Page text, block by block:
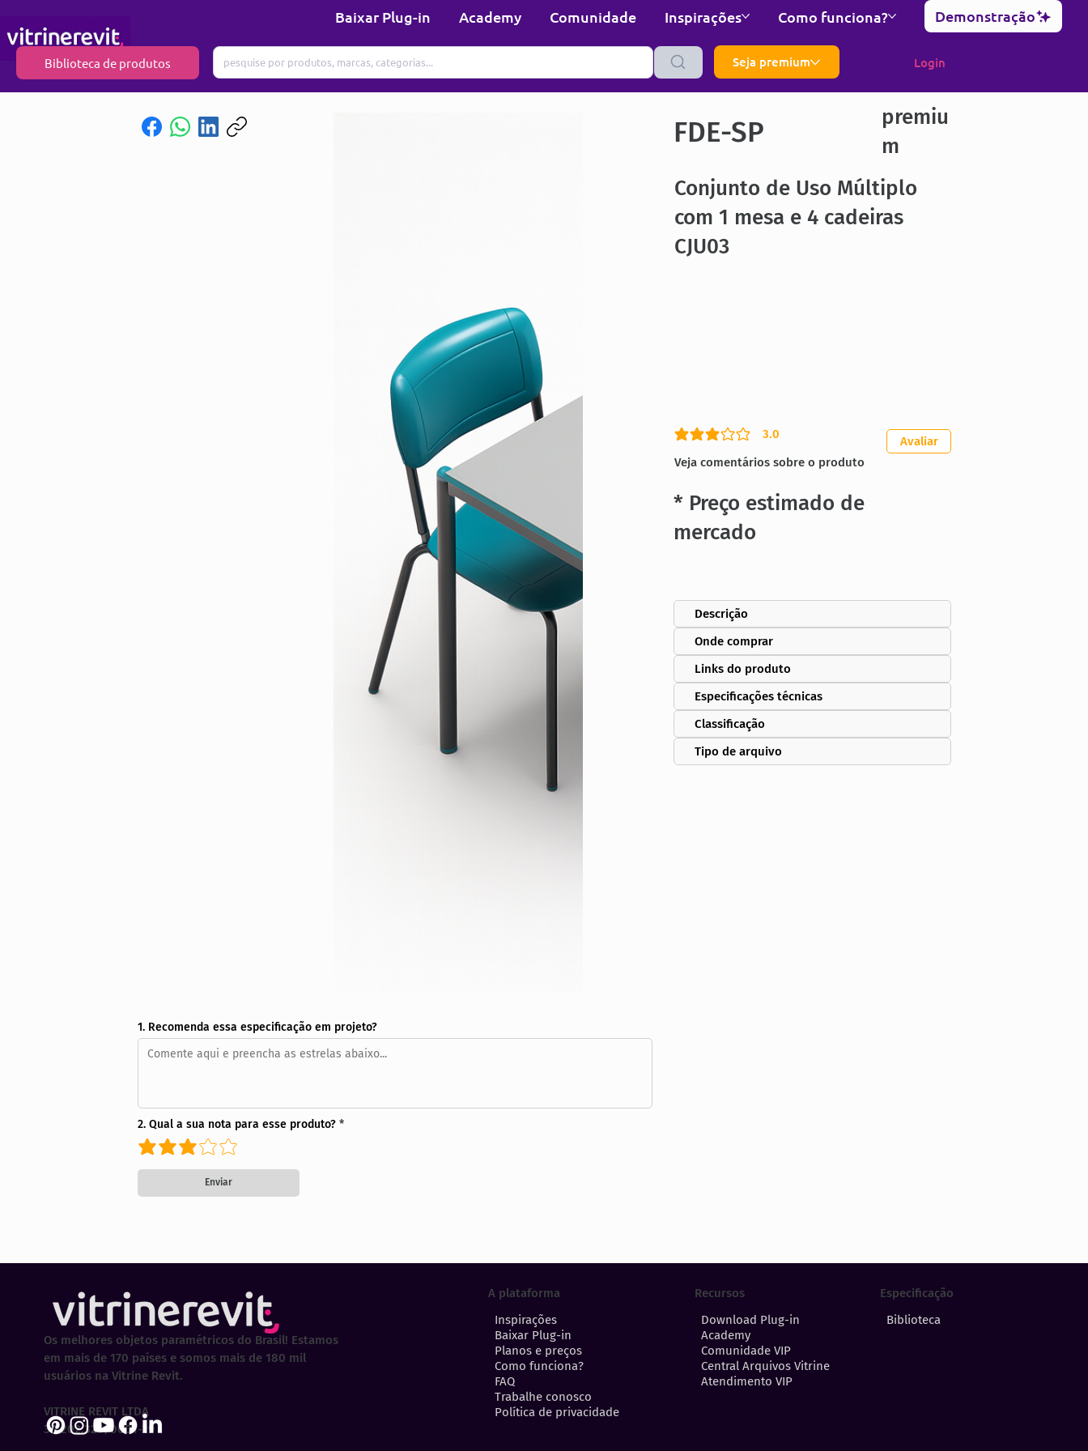
Baixar Plug-in Academy Comunidade Inspirações Como funciona? Demonstração
Biblioteca de produtos Seja premium Login
FDE-SP
premiu
m
Conjunto de Uso Múltiplo
com 1 mesa e 4 cadeiras
CJU03
3.0
classificação média é 3 de 5
Veja comentários sobre o produto
Avaliar
* Preço estimado de
mercado
Descrição
Onde comprar
Links do produto
Especificações técnicas
Classificação
Tipo de arquivo
1. Recomenda essa especificação em projeto?
2. Qual a sua nota para esse produto?
Enviar
A plataforma
Inspirações
Baixar Plug-in
Planos e preços
Como funciona?
FAQ
Trabalhe conosco
Política de privacidade
Recursos
Download Plug-in
Academy
Comunidade VIP
Central Arquivos Vitrine
Atendimento VIP
Especificação
Biblioteca
Os melhores objetos paramétricos do Brasil! Estamos
em mais de 170 países e somos mais de 180 mil
usuários na Vitrine Revit.
VITRINE REVIT LTDA
30.202.323/0001-29